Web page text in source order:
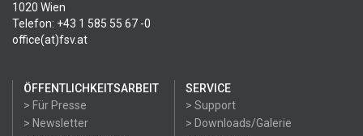
1020 Wien
Telefon: +43 1 585 55 67 -0
office(at)fsv.at
ÖFFENTLICHKEITSARBEIT
> Für Presse
> Newsletter
SERVICE
> Support
> Downloads/Galerie